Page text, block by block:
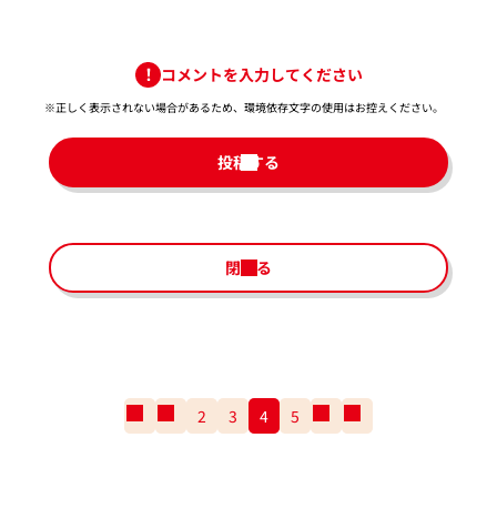
コメントを入力してください
※正しく表示されない場合があるため、環境依存文字の使用はお控えください。​
投稿する
閉じる
番
の
2 3 4 5
の
番